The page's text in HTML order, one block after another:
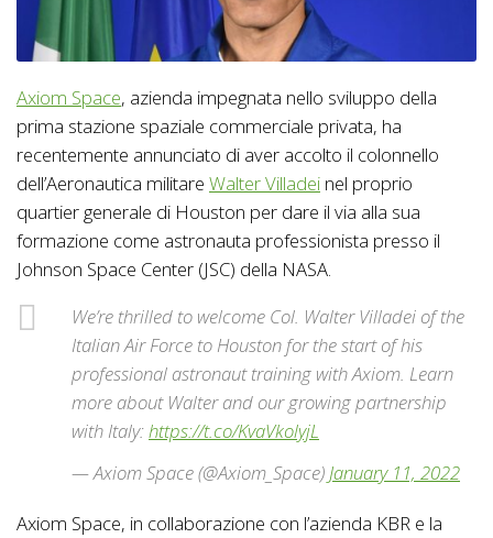
Axiom Space, azienda impegnata nello sviluppo della
prima stazione spaziale commerciale privata, ha
recentemente annunciato di aver accolto il colonnello
dell’Aeronautica militare Walter Villadei nel proprio
quartier generale di Houston per dare il via alla sua
formazione come astronauta professionista presso il
Johnson Space Center (JSC) della NASA.
We’re thrilled to welcome Col. Walter Villadei of the
Italian Air Force to Houston for the start of his
professional astronaut training with Axiom. Learn
more about Walter and our growing partnership
with Italy:https://t.co/KvaVkolyjL
— Axiom Space (@Axiom_Space)January 11, 2022
Axiom Space, in collaborazione con l’azienda KBR e la